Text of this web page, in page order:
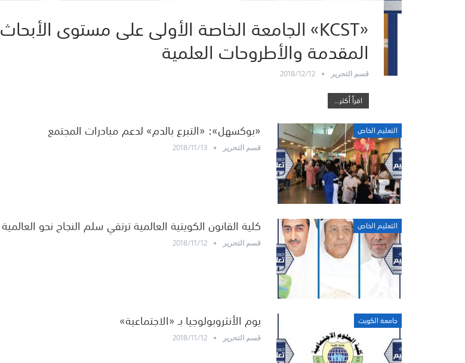
«KCST» الجامعة الخاصة الأولى على مستوى الأبحاث
المقدمة والأطروحات العلمية
قسم التحرير
2018/12/12
اقرأ أكثر...
التعليم الخاص
«بوكسهل»: «التبرع بالدم» لدعم مبادرات المجتمع
قسم التحرير 2018/11/13
التعليم الخاص كلية القانون الكويتية العالمية ترتقي سلم النجاح نحو العالمية
قسم التحرير 2018/11/12
جامعة الكويت يوم الأنثروبولوجيا بـ «الاجتماعية»
قسم التحرير 2018/11/12